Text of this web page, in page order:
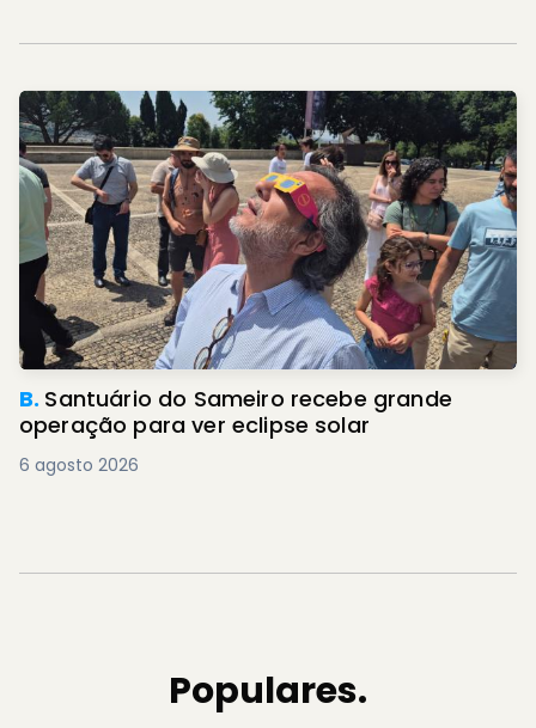
B. Santuário do Sameiro recebe grande
operação para ver eclipse solar
6 agosto 2026
Populares.